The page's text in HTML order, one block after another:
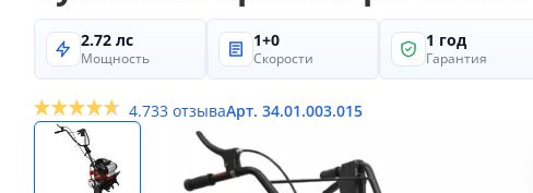
2.72 лс
Мощность
1+0
Скорости
1 год
Гарантия
4.733 отзываАрт. 34.01.003.015